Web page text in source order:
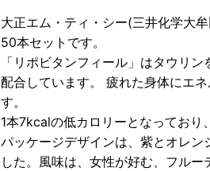
大正エム・ティ・シー(三井化学大
50本セットです。
「リポビタンフィール」はタウリ
配合しています。 疲れた身体にエ
す。
1本7kcalの低カロリーとなっており
パッケージデザインは、紫とオレン
した。風味は、女性が好む、フルー